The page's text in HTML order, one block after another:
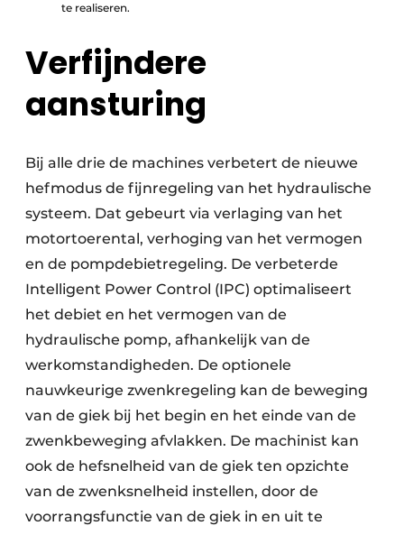
te realiseren.
Verfijndere
aansturing
Bij alle drie de machines verbetert de nieuwe
hefmodus de fijnregeling van het hydraulische
systeem. Dat gebeurt via verlaging van het
motortoerental, verhoging van het vermogen
en de pompdebietregeling. De verbeterde
Intelligent Power Control (IPC) optimaliseert
het debiet en het vermogen van de
hydraulische pomp, afhankelijk van de
werkomstandigheden. De optionele
nauwkeurige zwenkregeling kan de beweging
van de giek bij het begin en het einde van de
zwenkbeweging afvlakken. De machinist kan
ook de hefsnelheid van de giek ten opzichte
van de zwenksnelheid instellen, door de
voorrangsfunctie van de giek in en uit te